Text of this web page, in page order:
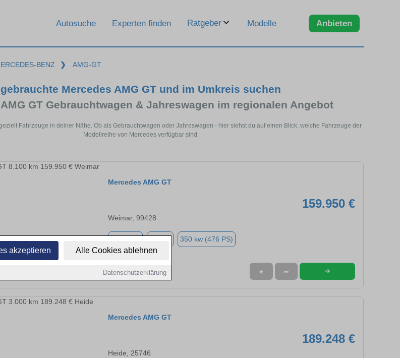
akzeptieren Alle Cookies ablehnen
Datenschutzerklärung
Autosuche Experten finden Ratgeber Modelle Anbieten
BENZ ❯ AMG-GT
gebrauchte Mercedes AMG GT und im Umkreis suchen
GT Gebrauchtwagen & Jahreswagen im regionalen Angebot
Fahrzeuge in deiner Nähe. Ob als Gebrauchtwagen oder Jahreswagen - hier siehst du auf einen Blick, welche Fahrzeuge der
Modellreihe von Mercedes verfügbar sind.
Mercedes AMG GT
159.950 €
Weimar, 99428
350 kw (476 PS)
★ ➦ ➜
Mercedes AMG GT
189.248 €
Heide, 25746